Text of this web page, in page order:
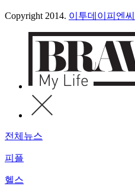
Copyright 2014. 이투데이피엔씨
전체뉴스
피플
헬스